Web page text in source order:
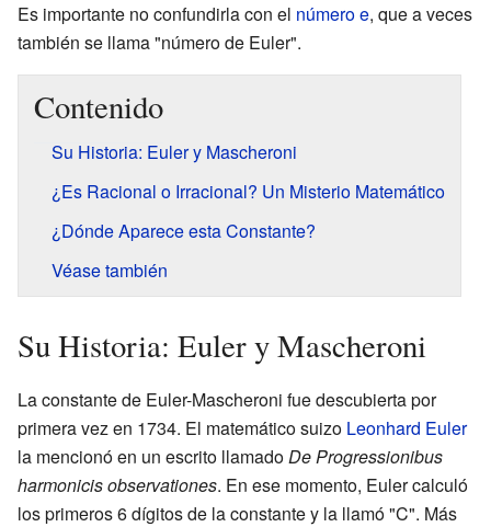
Es importante no confundirla con el número e, que a veces
también se llama "número de Euler".
Contenido
Su Historia: Euler y Mascheroni
¿Es Racional o Irracional? Un Misterio Matemático
¿Dónde Aparece esta Constante?
Véase también
Su Historia: Euler y Mascheroni
La constante de Euler-Mascheroni fue descubierta por
primera vez en 1734. El matemático suizo Leonhard Euler
la mencionó en un escrito llamadoDe Progressionibus
harmonicis observationes. En ese momento, Euler calculó
los primeros 6 dígitos de la constante y la llamó "C". Más